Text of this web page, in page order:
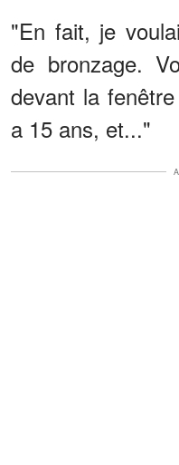
"En fait, je
de bronzage.
devant la
a 15 ans, et..."